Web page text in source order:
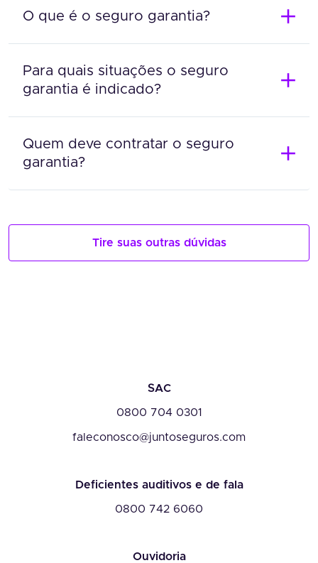
O que é o seguro garantia?
Para quais situações o seguro
garantia é indicado?
Quem deve contratar o seguro
garantia?
Tire suas outras dúvidas
SAC
0800 704 0301
faleconosco@juntoseguros.com
Deficientes auditivos e de fala
0800 742 6060
Ouvidoria